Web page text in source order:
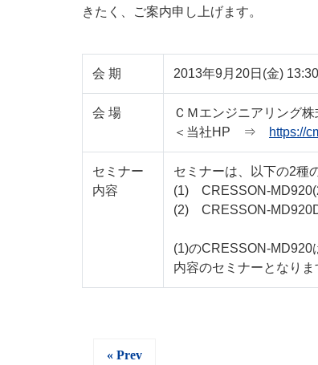
きたく、ご案内申し上げます。
会 期 2013年9月20日(金)
会 場
ＣＭエンジニアリング
＜当社HP ⇒
https://
セミナー
内容
セミナーは、以下の2種
(1) CRESSON-
(2) CRESSON-
(1)のCRESSON-MD920
内容のセミナーとなりま
« Prev